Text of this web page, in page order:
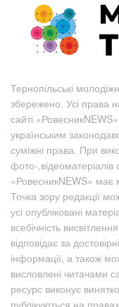
Тернопільські
збережено. Усі права
сайті
українським
суміжні права. При
фото-
«РовесникNEWS» має
Точка зору редакції
усі опубліковані
всебічність
відповідає за
інформації, а також
висловлені читачами
ресурс виконує
публікуються на